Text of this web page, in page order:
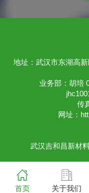
地址：武汉市东湖高
业务部：胡培
传
网址：
武汉吉和昌新材
首页 关于我们